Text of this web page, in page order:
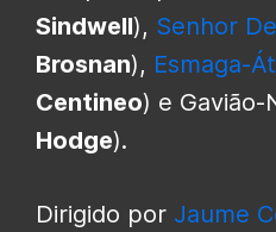
Sindwell), Senhor
Brosnan), Esmaga-
Centineo) e Gavião-
Hodge).
Dirigido por Jaume